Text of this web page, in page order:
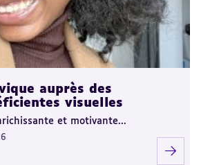
auprès des
visuelles
et motivante...